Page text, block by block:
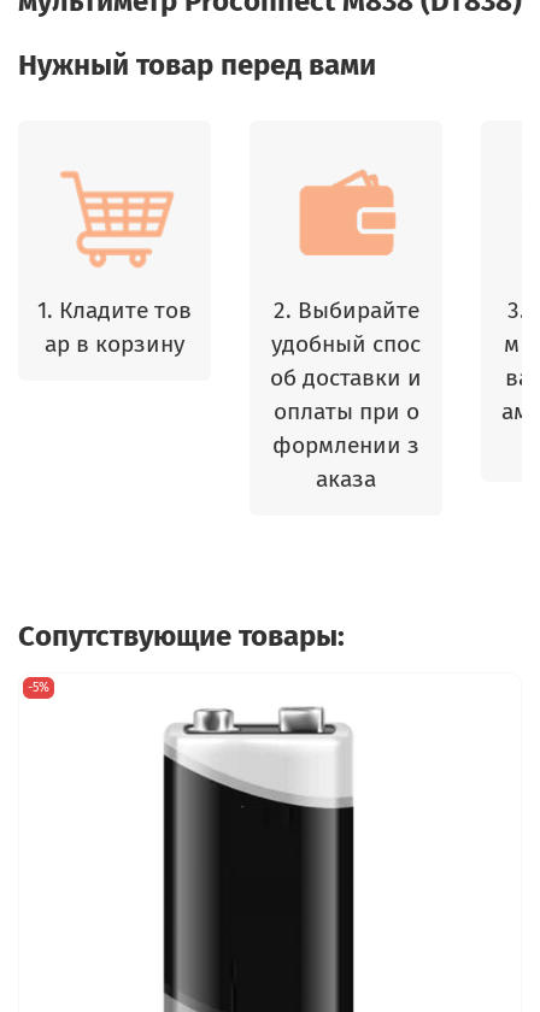
Нужный товар перед вами
1. Кладите тов
ар в корзину
2. Выбирайте
удобный спос
об доставки и
оплаты при о
формлении з
аказа
3.
м
Сопутствующие товары:
-5%